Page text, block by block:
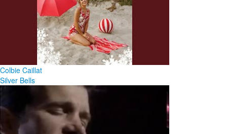
Colbie Caillat
Silver Bells